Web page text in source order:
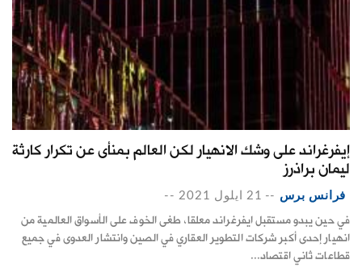
إيفرغراند على وشك الانهيار لكن العالم بمنأى عن تكرار كارثة
ليمان براذرز
فرانس برس -- 21 ايلول 2021 --
في حين يبدو مستقبل ايفرغراند معلقا، طغى الخوف على الأسواق العالمية من
انهيار إحدى أكبر شركات التطوير العقاري في الصين وانتشار العدوى في جميع
قطاعات ثاني اقتصاد...